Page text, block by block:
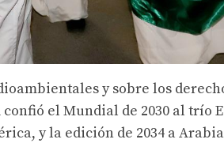
y sobre los
el Mundial de 2030 al trío
y la edición de 2034 a